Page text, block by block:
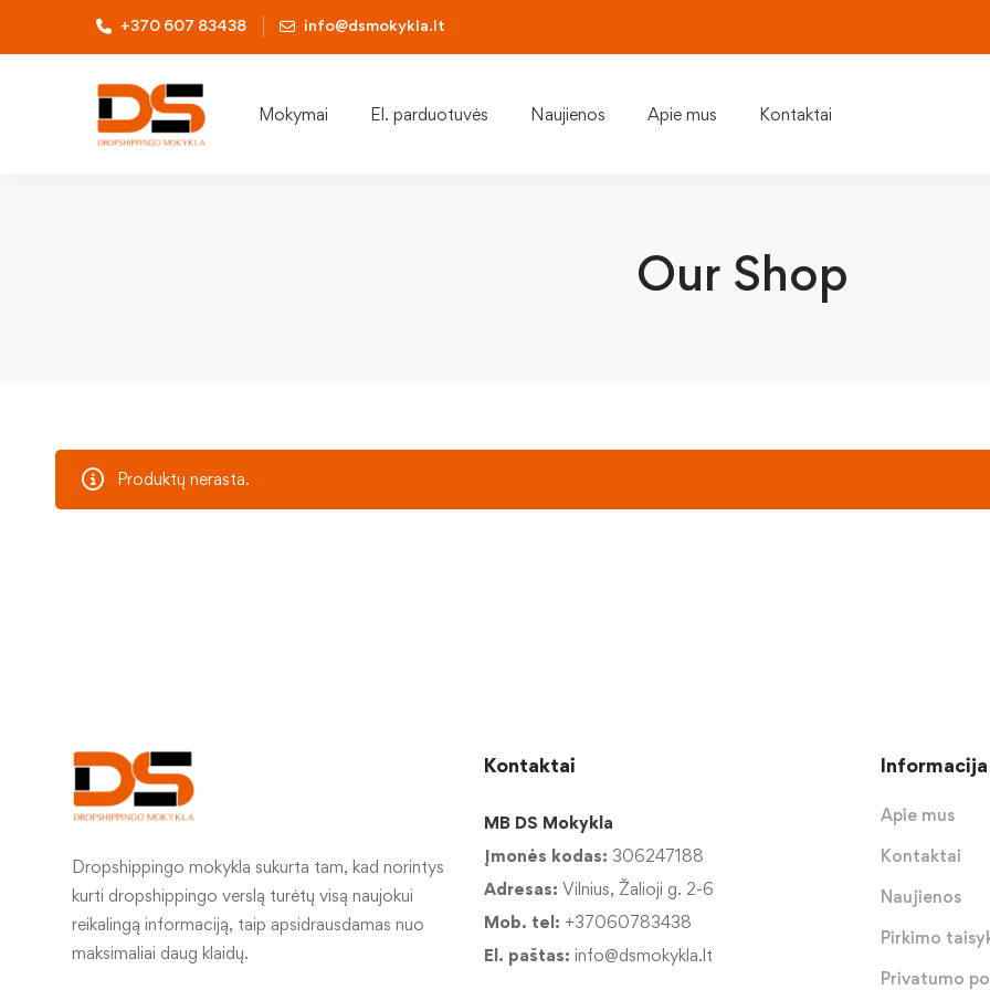
+370 607 83438 info@dsmokykla.lt
Mokymai El. parduotuvės Naujienos Apie mus Kontaktai
Our Shop
Produktų nerasta.
Dropshippingo mokykla sukurta tam, kad norintys
kurti dropshippingo verslą turėtų visą naujokui
reikalingą informaciją, taip apsidrausdamas nuo
maksimaliai daug klaidų.
Kontaktai
MB DS Mokykla
Įmonės kodas: 306247188
Adresas: Vilnius, Žalioji g. 2-6
Mob. tel: +37060783438
El. paštas: info@dsmokykla.lt
Informacija
Apie mus
Kontaktai
Naujienos
Pirkimo
Privatumo